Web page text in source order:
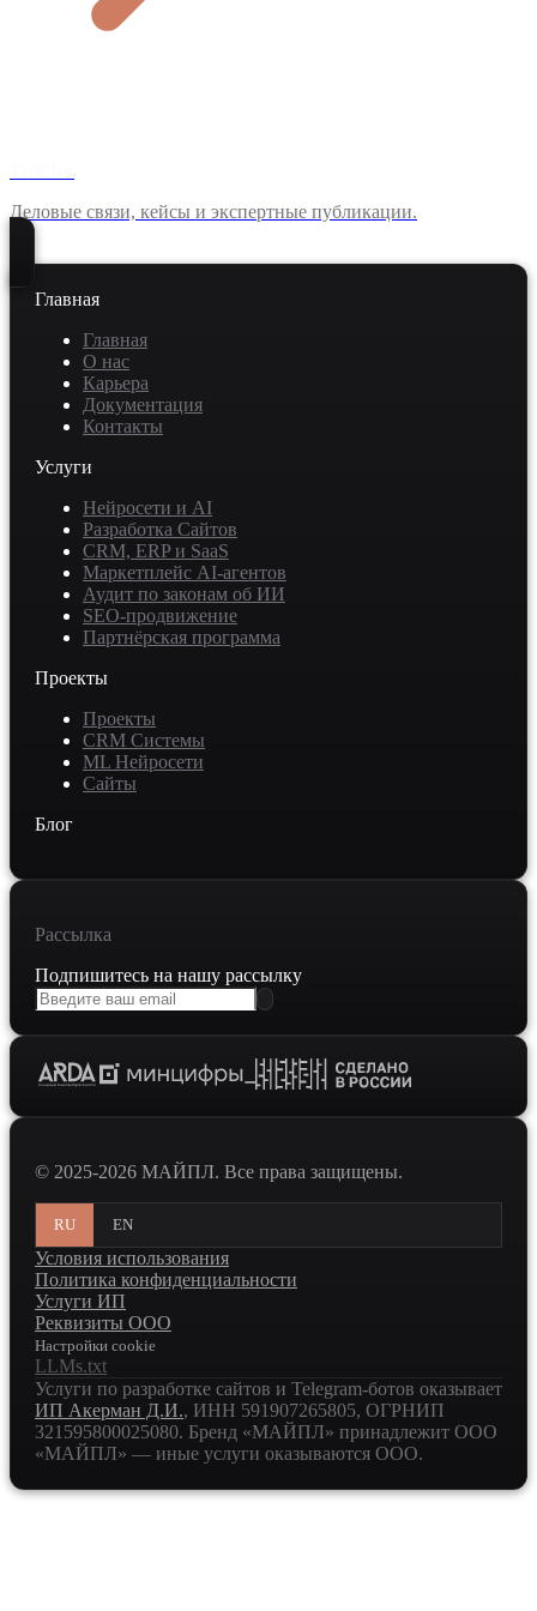
Деловые связи, кейсы и экспертные публикации.
Главная
Главная
О нас
Карьера
Документация
Контакты
Услуги
Нейросети и AI
Разработка Сайтов
CRM, ERP и SaaS
Маркетплейс AI-агентов
Аудит по законам об ИИ
SEO-продвижение
Партнёрская программа
Проекты
Проекты
CRM Системы
ML Нейросети
Сайты
Блог
Рассылка
Подпишитесь на нашу рассылку
© 2025-2026 МАЙПЛ. Все права защищены.
RU EN
Условия использования
Политика конфиденциальности
Услуги ИП
Реквизиты ООО
Настройки cookie
LLMs.txt
Услуги по разработке сайтов и Telegram-ботов оказывает
ИП Акерман Д.И., ИНН 591907265805, ОГРНИП
321595800025080. Бренд «МАЙПЛ» принадлежит ООО
«МАЙПЛ» — иные услуги оказываются ООО.